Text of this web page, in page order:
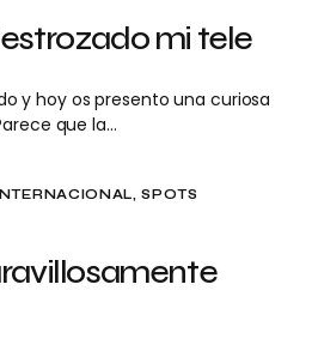
mi tele
y hoy os presento una curiosa
que la…
INTERNACIONAL SPOTS